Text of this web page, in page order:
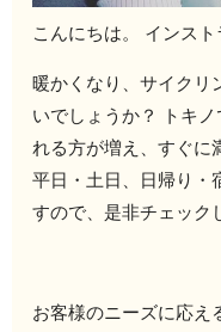
こんにちは。 インスト
暖かくなり、サイクリ
いでしょうか？ トキ
れる方が増え、すぐに
平日・土日、日帰り・
すので、是非チェック
お客様のニーズに応え